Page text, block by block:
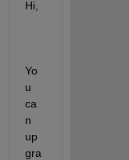
Hi,
Yo
u
ca
n
up
gra